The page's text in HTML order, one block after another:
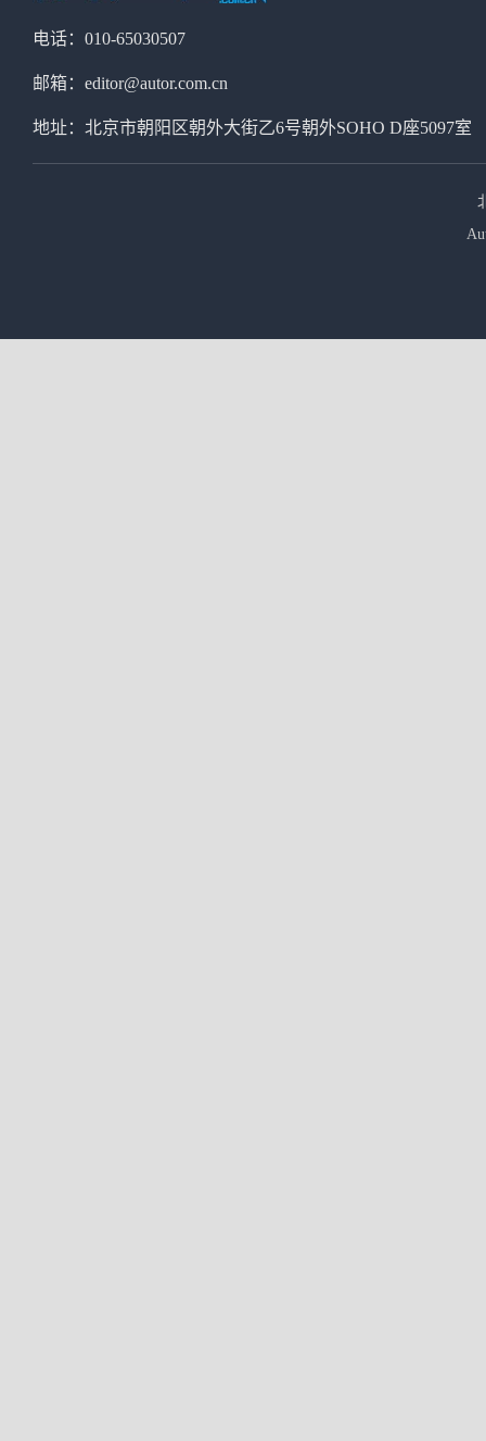
电话：010-65030507
邮箱：editor@autor.com.cn
地址：北京市朝阳区朝外大街乙6号朝外SOHO D座5097室